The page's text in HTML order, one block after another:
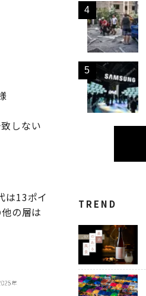
しない
は13ポイ
の層は
TREND